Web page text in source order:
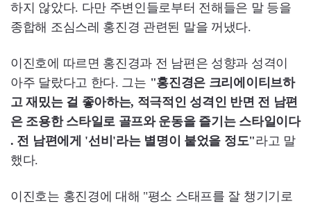
하지 않았다. 다만 주변인들로부터 전해들은 말 등을
종합해 조심스레 홍진경 관련된 말을 꺼냈다.
이진호에 따르면 홍진경과 전 남편은 성향과 성격이
아주 달랐다고 한다. 그는 "홍진경은 크리에이티브하
고 재밌는 걸 좋아하는, 적극적인 성격인 반면 전 남편
은 조용한 스타일로 골프와 운동을 즐기는 스타일이다
. 전 남편에게 '선비'라는 별명이 붙었을 정도"라고 말
했다.
이진호는 홍진경에 대해 "평소 스태프를 잘 챙기기로